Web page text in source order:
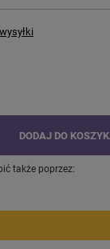
DODAJ DO
także poprzez: